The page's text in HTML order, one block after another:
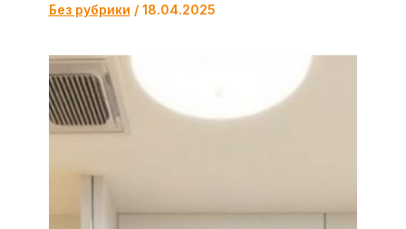
Без рубрики / 18.04.2025